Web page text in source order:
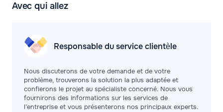
Avec qui allez
Responsable du service clientèle
Nous discuterons de votre demande et de votre
problème, trouverons la solution la plus adaptée et
confierons le projet au spécialiste concerné. Nous vous
fournirons des informations sur les services de
l’entreprise et vous présenterons nos principaux experts.